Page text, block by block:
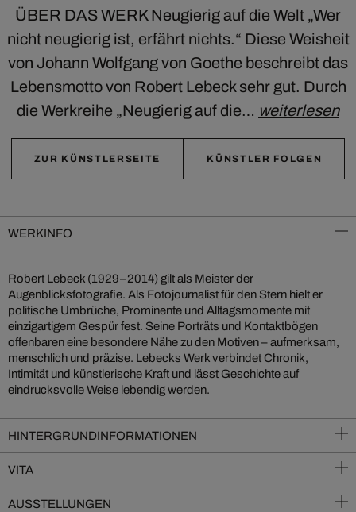
ÜBER DAS WERK Neugierig auf die Welt „Wer
nicht neugierig ist, erfährt nichts.“ Diese Weisheit
von Johann Wolfgang von Goethe beschreibt das
Lebensmotto von Robert Lebeck sehr gut. Durch
die Werkreihe „Neugierig auf die… weiterlesen
ZUR KÜNSTLERSEITE KÜNSTLER FOLGEN
WERKINFO
Robert Lebeck (1929–2014) gilt als Meister der
Augenblicksfotografie. Als Fotojournalist für den Stern hielt er
politische Umbrüche, Prominente und Alltagsmomente mit
einzigartigem Gespür fest. Seine Porträts und Kontaktbögen
offenbaren eine besondere Nähe zu den Motiven – aufmerksam,
menschlich und präzise. Lebecks Werk verbindet Chronik,
Intimität und künstlerische Kraft und lässt Geschichte auf
eindrucksvolle Weise lebendig werden.
HINTERGRUNDINFORMATIONEN
VITA
AUSSTELLUNGEN